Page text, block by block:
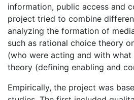
information, public access and
project tried to combine
analyzing the formation of
such as rational choice theory
(who were acting and with
theory (defining enabling and
Empirically, the project was